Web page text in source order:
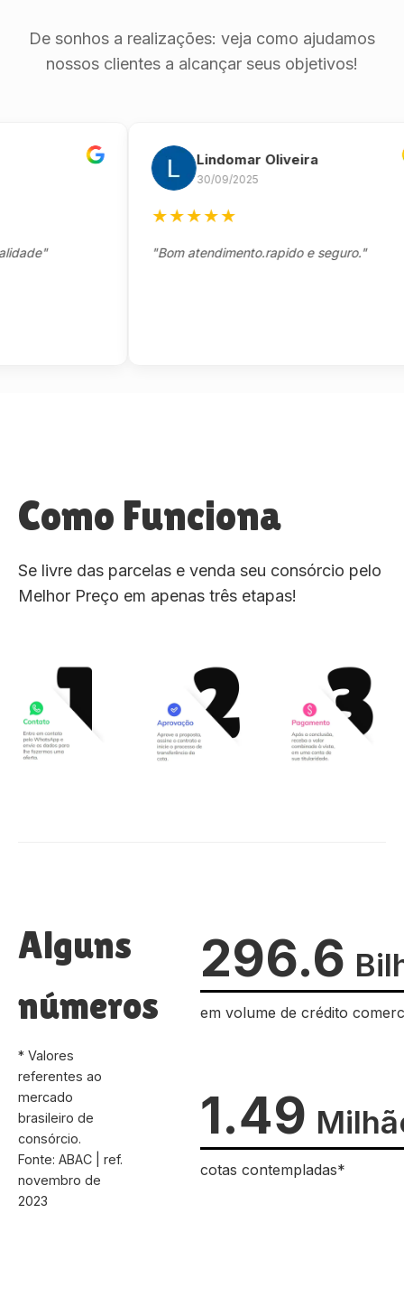
De sonhos a realizações: veja como ajudamos
nossos clientes a alcançar seus objetivos!
Lindomar Oliveira
30/09/2025
★★★
"Bom atendimento.rapido e seguro."
Como Funciona
Se livre das parcelas e venda seu consórcio pelo
Melhor Preço em apenas três etapas!
Alguns
números
* Valores
referentes ao
mercado
brasileiro de
consórcio.
Fonte: ABAC | ref.
novembro de
2023
296.6
em volume de crédito
1.49
cotas contempladas*